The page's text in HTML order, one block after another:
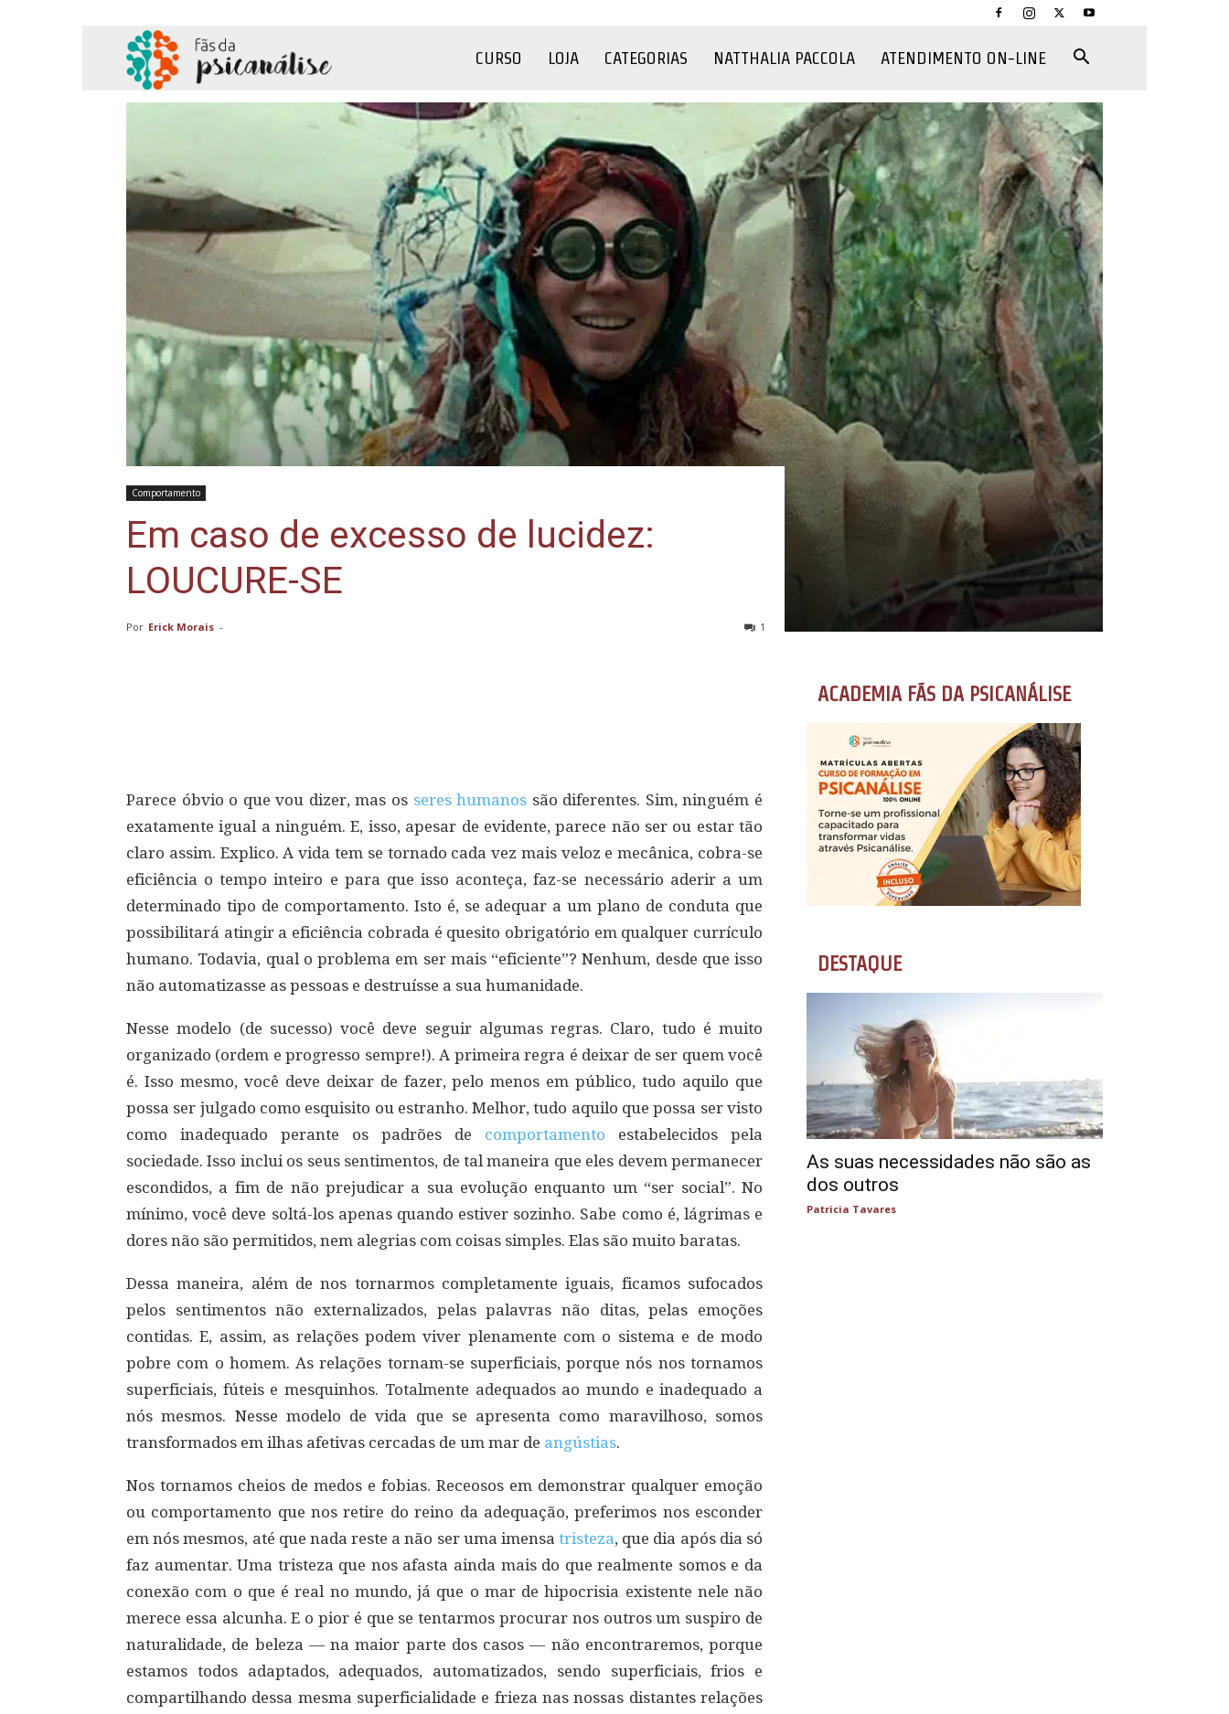
da
Psicanálise
CURSO LOJA CATEGORIAS NATTHALIA PACCOLA ATENDIMENTO ON-LINE
Comportamento
Em caso de excesso de lucidez:
LOUCURE-SE
Por Erick Morais - 1
Parece óbvio o que vou dizer, mas os seres humanos são diferentes. Sim, ninguém é
exatamente igual a ninguém. E, isso, apesar de evidente, parece não ser ou estar tão
claro assim. Explico. A vida tem se tornado cada vez mais veloz e mecânica, cobra-se
eficiência o tempo inteiro e para que isso aconteça, faz-se necessário aderir a um
determinado tipo de comportamento. Isto é, se adequar a um plano de conduta que
possibilitará atingir a eficiência cobrada é quesito obrigatório em qualquer currículo
humano. Todavia, qual o problema em ser mais “eficiente”? Nenhum, desde que isso
não automatizasse as pessoas e destruísse a sua humanidade.
Nesse modelo (de sucesso) você deve seguir algumas regras. Claro, tudo é muito
organizado (ordem e progresso sempre!). A primeira regra é deixar de ser quem você
é. Isso mesmo, você deve deixar de fazer, pelo menos em público, tudo aquilo que
possa ser julgado como esquisito ou estranho. Melhor, tudo aquilo que possa ser visto
como inadequado perante os padrões de comportamento estabelecidos pela
sociedade. Isso inclui os seus sentimentos, de tal maneira que eles devem permanecer
escondidos, a fim de não prejudicar a sua evolução enquanto um “ser social”. No
mínimo, você deve soltá-los apenas quando estiver sozinho. Sabe como é, lágrimas e
dores não são permitidos, nem alegrias com coisas simples. Elas são muito baratas.
Dessa maneira, além de nos tornarmos completamente iguais, ficamos sufocados
pelos sentimentos não externalizados, pelas palavras não ditas, pelas emoções
contidas. E, assim, as relações podem viver plenamente com o sistema e de modo
pobre com o homem. As relações tornam-se superficiais, porque nós nos tornamos
superficiais, fúteis e mesquinhos. Totalmente adequados ao mundo e inadequado a
nós mesmos. Nesse modelo de vida que se apresenta como maravilhoso, somos
transformados em ilhas afetivas cercadas de um mar de angústias.
Nos tornamos cheios de medos e fobias. Receosos em demonstrar qualquer emoção
ou comportamento que nos retire do reino da adequação, preferimos nos esconder
em nós mesmos, até que nada reste a não ser uma imensatristeza, que dia após dia só
faz aumentar. Uma tristeza que nos afasta ainda mais do que realmente somos e da
conexão com o que é real no mundo, já que o mar de hipocrisia existente nele não
merece essa alcunha. E o pior é que se tentarmos procurar nos outros um suspiro de
naturalidade, de beleza ― na maior parte dos casos ― não encontraremos, porque
estamos todos adaptados, adequados, automatizados, sendo superficiais, frios e
compartilhando dessa mesma superficialidade e frieza nas nossas distantes relações
ACADEMIA FÃS DA PSICANÁLISE
DESTAQUE
As suas necessidades não são as
dos outros
Patricia Tavares